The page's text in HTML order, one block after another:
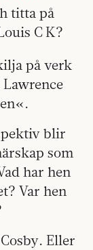
titta på
C K?
på verk
blir
som
har hen
Var hen
Eller